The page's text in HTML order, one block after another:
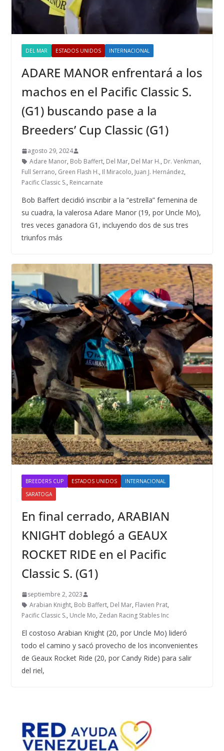
DEL MAR ESTADOS UNIDOS INTERNACIONAL
ADARE MANOR enfrentará a los
machos en el Pacific Classic S.
(G1) buscando pase a la
Breeders’ Cup Classic (G1)
agosto 29, 2024
Adare Manor, Bob Baffert, Del Mar, Del Mar H., Dr. Venkman,
Full Serrano, Green Flash H., Il Miracolo, Juan J. Hernández,
Pacific Classic S., Reincarnate
Bob Baffert decidió inscribir a la “estrella” femenina de
su cuadra, la valerosa Adare Manor (19, por Uncle Mo),
tres veces ganadora G1, incluyendo dos de sus tres
triunfos más
BREEDERS CUP ESTADOS UNIDOS
INTERNACIONAL
SARATOGA
En final cerrado, ARABIAN
KNIGHT doblegó a GEAUX
ROCKET RIDE en el Pacific
Classic S. (G1)
septiembre 2, 2023
Arabian Knight, Bob Baffert, Del Mar, Flavien Prat,
Pacific Classic S., Uncle Mo, Zedan Racing Stables Inc
El costoso Arabian Knight (20, por Uncle Mo) lideró
todo el camino y sacó provecho de los inconvenientes
de Geaux Rocket Ride (20, por Candy Ride) para salir
del riel,